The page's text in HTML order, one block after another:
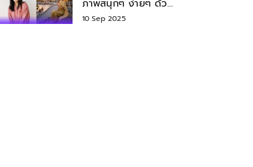
ภาพสนุกๆ ง่ายๆ ด้วย
Nano Banana ใน
10 Sep 2025